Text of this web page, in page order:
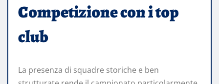
Competizione con i top
club
La presenza di squadre storiche e ben